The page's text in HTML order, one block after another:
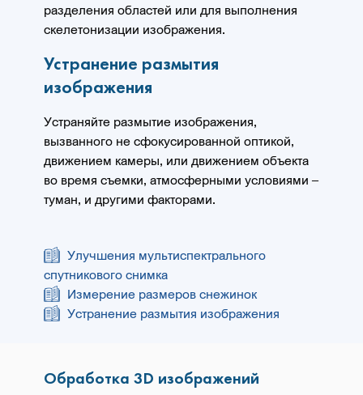
разделения областей или для выполнения
скелетонизации изображения.
Устранение размытия
изображения
Устраняйте размытие изображения,
вызванного не сфокусированной оптикой,
движением камеры, или движением объекта
во время съемки, атмосферными условиями –
туман, и другими факторами.
Улучшения мультиспектрального
спутникового снимка
Измерение размеров снежинок
Устранение размытия изображения
Обработка 3D изображений